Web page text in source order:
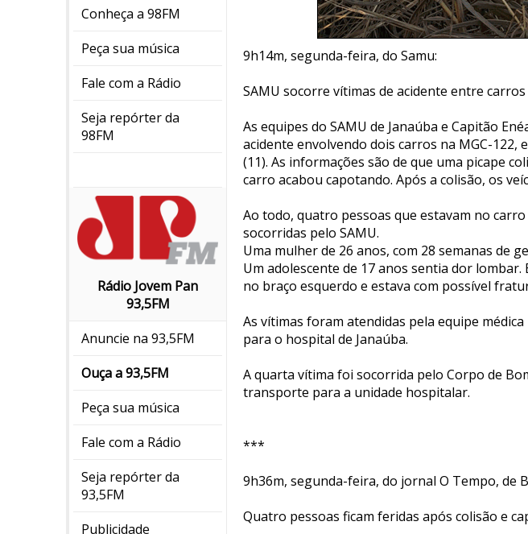
Conheça a 98FM
Peça sua música
Fale com a Rádio
Seja repórter da
98FM
Rádio Jovem Pan
93,5FM
Anuncie na 93,5FM
Ouça a 93,5FM
Peça sua música
Fale com a Rádio
Seja repórter da
93,5FM
Publicidade
9h14m, segunda-feira, do Samu:
SAMU socorre vítimas de acidente entre carros
As equipes do SAMU de Janaúba e Capitão
acidente envolvendo dois carros na MGC-122,
(11). As informações são de que uma picape
carro acabou capotando. Após a colisão, os
Ao todo, quatro pessoas que estavam no
socorridas pelo SAMU.
Uma mulher de 26 anos, com 28 semanas de
Um adolescente de 17 anos sentia dor
no braço esquerdo e estava com possível
As vítimas foram atendidas pela equipe
para o hospital de Janaúba.
A quarta vítima foi socorrida pelo Corpo de
transporte para a unidade hospitalar.
***
9h36m, segunda-feira, do jornal O Tempo, de
Quatro pessoas ficam feridas após colisão e